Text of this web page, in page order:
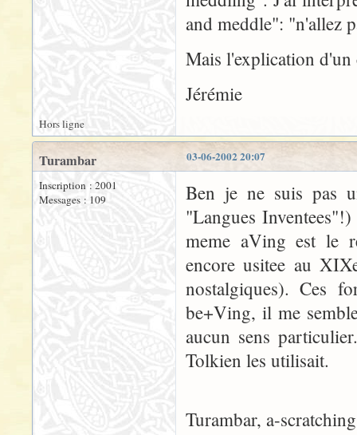
and meddle": "n'allez
Mais l'explication d'un
Jérémie
Hors ligne
03-06-2002 20:07
Turambar
Inscription : 2001
Messages : 109
Ben je ne suis pas
"Langues
meme aVing est le
encore usitee au
nostalgiques). Ces
be+Ving, il me
aucun sens
Tolkien les utilisait.
Turambar, a-